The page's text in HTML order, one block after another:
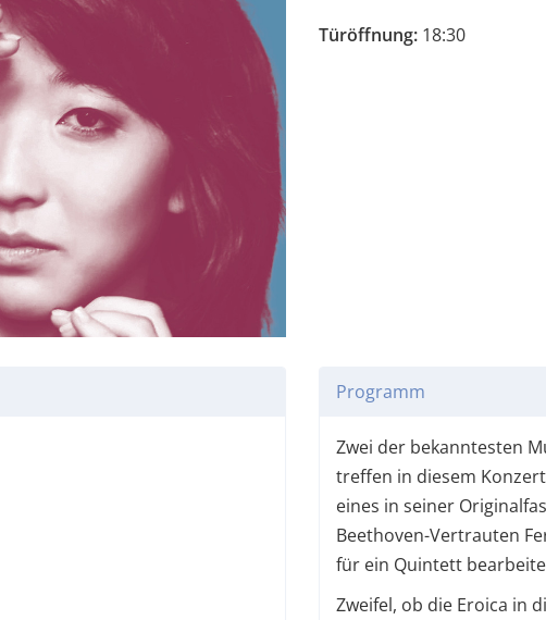
Türöffnung: 18:30
Programm
Zwei der bekanntesten
treffen in diesem
eines in seiner
Beethoven-Vertrauten
für ein Quintett
Zweifel, ob die Eroica in